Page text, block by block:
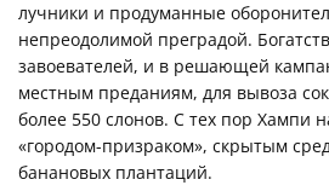
лучники и продуманные
непреодолимой преградой.
завоевателей, и в решающей
местным преданиям, для вывоза
более 550 слонов. С тех пор Хампи
«городом-призраком», скрытым
банановых плантаций.